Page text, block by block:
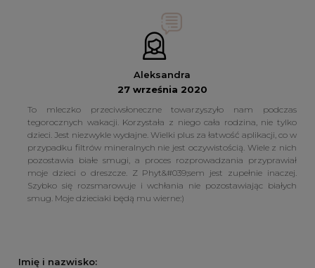
Aleksandra
27 września 2020
To mleczko przeciwsłoneczne towarzyszyło nam podczas
tegorocznych wakacji. Korzystała z niego cała rodzina, nie tylko
dzieci. Jest niezwykle wydajne. Wielki plus za łatwość aplikacji, co w
przypadku filtrów mineralnych nie jest oczywistością. Wiele z nich
pozostawia białe smugi, a proces rozprowadzania przyprawiał
moje dzieci o dreszcze. Z Phyt&#039;sem jest zupełnie inaczej.
Szybko się rozsmarowuje i wchłania nie pozostawiając białych
smug. Moje dzieciaki będą mu wierne:)
Imię i nazwisko: